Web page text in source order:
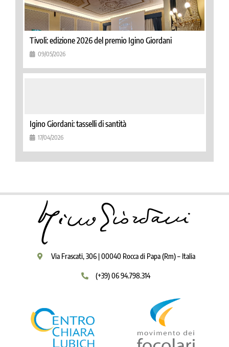
Tivoli: edizione 2026 del premio Igino Giordani
09/05/2026
Igino Giordani: tasselli di santità
17/04/2026
Via Frascati, 306 | 00040 Rocca di Papa (Rm) – Italia
(+39) 06 94.798.314